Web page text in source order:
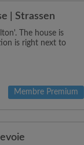
| Strassen
The house is
is right next to
Membre Premium